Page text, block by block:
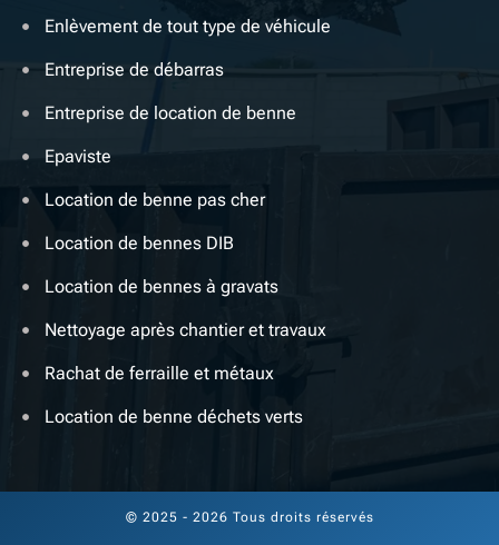
Enlèvement de tout type de véhicule
Entreprise de débarras
Entreprise de location de benne
Epaviste
Location de benne pas cher
Location de bennes DIB
Location de bennes à gravats
Nettoyage après chantier et travaux
Rachat de ferraille et métaux
Location de benne déchets verts
© 2025 - 2026 Tous droits réservés